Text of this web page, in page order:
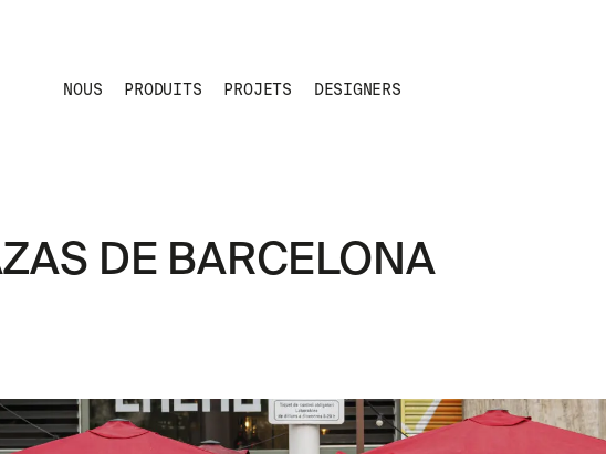
NOUS PRODUITS PROJETS DESIGNERS
DE BARCELONA